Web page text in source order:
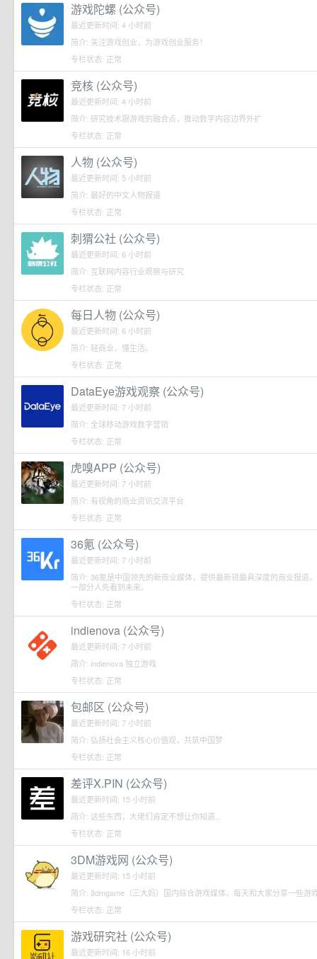
游戏陀螺 (公众号)
最近更新时间: 4 小时前
简介: 关注游戏创业，为游戏创业服务！
专栏状态: 正常
竞核 (公众号)
最近更新时间: 4 小时前
简介: 研究技术跟游戏的融合点，推动数字内容边界外扩
专栏状态: 正常
人物 (公众号)
最近更新时间: 5 小时前
简介: 最好的中文人物报道
专栏状态: 正常
刺猬公社 (公众号)
最近更新时间: 6 小时前
简介: 互联网内容行业观察与研究
专栏状态: 正常
每日人物 (公众号)
最近更新时间: 6 小时前
简介: 轻商业，懂生活。
专栏状态: 正常
DataEye游戏观察 (公众号)
最近更新时间: 7 小时前
简介: 全球移动游戏数字营销
专栏状态: 正常
虎嗅APP (公众号)
最近更新时间: 7 小时前
简介: 有视角的商业资讯交流平台
专栏状态: 正常
36氪 (公众号)
最近更新时间: 7 小时前
简介: 36氪是中国领先的新商业媒体，提供最新锐最具深度的商业报道
一部分人先看到未来。
专栏状态: 正常
indienova (公众号)
最近更新时间: 7 小时前
简介: indienova 独立游戏
专栏状态: 正常
包邮区 (公众号)
最近更新时间: 7 小时前
简介: 弘扬社会主义核心价值观，共筑中国梦
专栏状态: 正常
差评X.PIN (公众号)
最近更新时间: 15 小时前
简介: 这些东西，大佬们肯定不想让你知道...
专栏状态: 正常
3DM游戏网 (公众号)
最近更新时间: 15 小时前
简介: 3dmgame（三大妈）国内综合游戏媒体，每天和大家分享一些游
专栏状态: 正常
游戏研究社 (公众号)
最近更新时间: 16 小时前